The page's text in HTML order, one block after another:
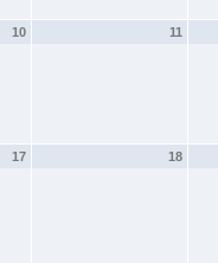
10 11
17 18